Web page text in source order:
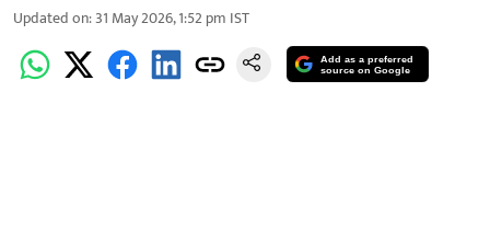
Updated on:31 May 2026, 1:52 pm IST
Add as a preferred
source on Google